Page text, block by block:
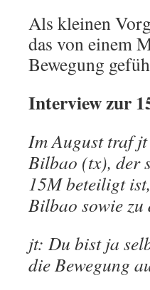
Als kleinen
das von einem
Bewegung
Interview zur
Im August traf
Bilbao (tx), der
15M beteiligt
Bilbao sowie zu
jt: Du bist ja
die Bewegung